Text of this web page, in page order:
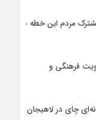
مردم این خطه با
فرهنگی و
چای در لاهیجان